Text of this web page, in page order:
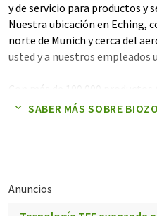
y de servicio para productos y
Nuestra ubicación en Eching,
norte de Munich y cerca del
usted y a nuestros
Con más de 100.000
kits de detección,
SABER MÁS SOBRE
Anuncios